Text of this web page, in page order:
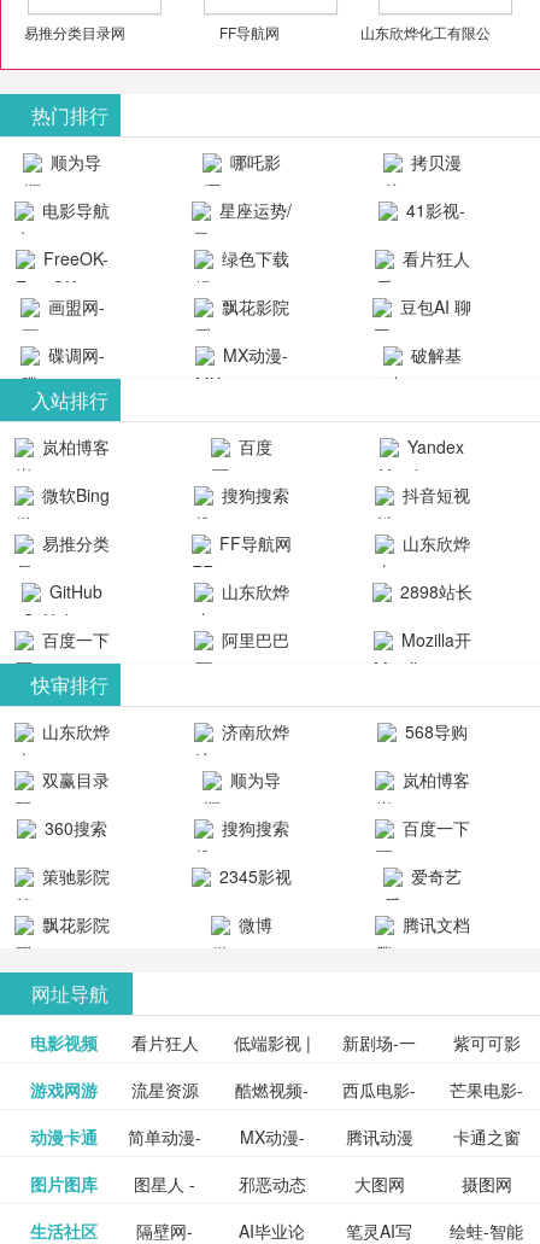
易推分类目录网 FF导航网
山东欣烨化工有限公
热门排行
顺为导
航-办公运营
哪吒影
院-哪吒影院
提供最新、
最全的高清
电影、电视
剧、动漫和
综艺节目免
费观看。平
台内容丰
富，更新快
速，支持在
线观看，满
足各类影迷
需求，提供
无广告、高
清流畅的观
影体验。
拷贝漫
画-官网
动漫综合
电影导航
- 免费看电影
就来这！ | 快
导航网-免费
看电影就来
这！收录大
量免费看电
影网站！
星座运势/
最星座/美国
神婆星座网
41影视-
聚合最近好
看的电视剧
最新电影网
站-41影视为
成全短剧电
视剧、电视
剧大全、好
看的电视
剧、最新的
电影在线观
看，神马影
最新好看的
剧片、爱情
片、搞笑片
等全新电
影，是影
FreeOK-
FreeOK影视
官网-最新影
视资源|追剧
也很卷
绿色下载
吧
看片狂人
- 高清视频资
源免费在线
观看
画盟网-
画师联盟官
网
_huashilm.com_
动漫综合
飘花影院
网
豆包AI 聊
天智能对话
网页版入口
碟调网-
碟调网为您
提供最新电
视剧和2025
年最新电影
的在线观
看，快来碟
调电影网在
线观看最新
热门影视作
MX动漫-
漫免费在线
观看
破解基
整合当前互
联网最新最
全最优质的
软件免费下
载、资源免
费共享、技
术教程学习
台！整合破
合破解游
戏、整合安
卓破解软件
分享与下
载！旨在打
件共享站、
资源
入站排行
岚柏博客 百度
Yandex
搜索
微软Bing
搜狗搜索
引擎
抖音短视
频
易推分类
目录网
FF导航网
山东欣烨
化工有限公
GitHub
山东欣烨
生物科技有
2898站长
资源平台
百度一下
阿里巴巴
Mozilla开
快审排行
山东欣烨
生物科技有
济南欣烨
科技有限公
568导购
网
双赢目录
顺为导
航-办公运营
岚柏博客
360搜索
搜狗搜索
百度一下
策驰影院
2345影视
大全
爱奇艺
VIP会员
飘花影院
微博 腾讯文档
网址导航
电影视频 看片狂人 低端影视 |
免费高清
在线电影
新剧场-一
个网盘资
源分享小
紫可可影
视-紫可可,
免费提供
泡剧网_最
新电视剧
免费在线
更多>>
游戏网游 流星资源
网-流星蝴
蝶剑官网
酷燃视频-
致力于打
造中国领
西瓜电影-
西瓜视频
网站电影
芒果电影-
芒果TV网
站电影频
豆瓣电影-
豆瓣电影
更多>>
动漫卡通 简单动漫-
日本动画
MX动漫-
最新最全
腾讯动漫
频道
卡通之窗
三毛漫画
网
更多>>
图片图库 图星人 -
设计图片
邪恶动态
图片大全
大图网
摄图网
图行天下
更多>>
生活社区 隔壁网- AI毕业论 笔灵AI写 绘蛙-智能